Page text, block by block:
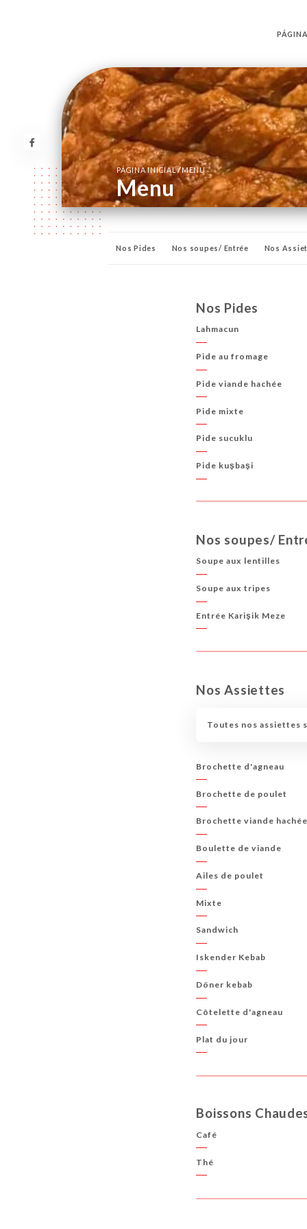
PÁGINA INICIAL/ MENU
Menu
Nos Pides Nos soupes/ Entrée Nos
Nos Pides
Lahmacun
Pide au fromage
Pide viande hachée
Pide mixte
Pide sucuklu
Pide kuşbaşi
Nos soupes/
Soupe aux lentilles
Soupe aux tripes
Entrée Karişik Meze
Nos Assiettes
Toutes nos assiettes
Brochette d'agneau
Brochette de poulet
Brochette viande
Boulette de viande
Ailes de poulet
Mixte
Sandwich
Iskender Kebab
Döner kebab
Côtelette d'agneau
Plat du jour
Boissons
Café
Thé